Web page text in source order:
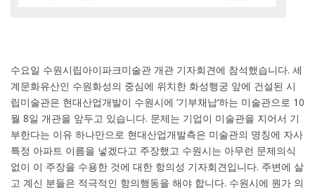
수요일 수원시립아이파크미술관 개관 기자회견에 참석했습니다. 세
계문화유산인 수원화성의 중심에 위치한 화성행궁 앞에 건설된 시
립미술관은 현대산업개발이 수원시에 ‘기부채납‘하는 미술관으로 10
월 8일 개관을 앞두고 있습니다. 문제는 기업이 미술관을 지어서 기
부한다는 이유 하나만으로 현대산업개발측은 미술관의 명칭에 자사
특정 아파트 이름을 넣겠다고 주장했고 수원시는 아무런 문제의식
없이 이 주장을 수용한 것에 대한 항의성 기자회견입니다. 주변에 살
고 계신 분들은 적극적인 항의행동을 해야 합니다. 수원시에 뭔가 의